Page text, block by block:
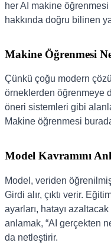
her AI makine
hakkında doğru bilinen
Makine Öğrenmesi
Çünkü çoğu modern
örneklerden öğrenmeye
öneri sistemleri gibi
Makine öğrenmesi
Model Kavramını
Model, veriden
Girdi alır, çıktı verir.
ayarları, hatayı
anlamak, “AI gerçekten
da netleştirir.